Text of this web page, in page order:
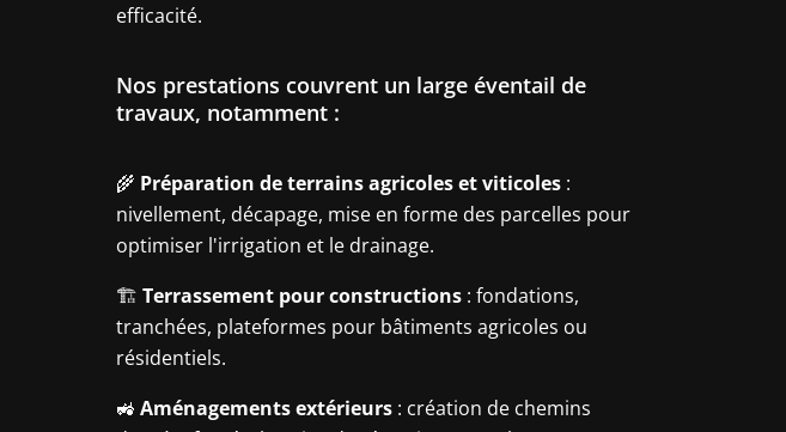
efficacité.
Nos prestations couvrent un large éventail de
travaux, notamment :
🌾 Préparation de terrains agricoles et viticoles :
nivellement, décapage, mise en forme des parcelles pour
optimiser l'irrigation et le drainage.
🏗️ Terrassement pour constructions : fondations,
tranchées, plateformes pour bâtiments agricoles ou
résidentiels.
🚜 Aménagements extérieurs : création de chemins